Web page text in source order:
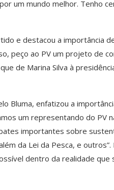
um mundo melhor. Tenho
e destacou a importância
peço ao PV um projeto de
de Marina Silva à
Bluma, enfatizou a
um representando do PV
importantes sobre
da Lei da Pesca, e
dentro da realidade que